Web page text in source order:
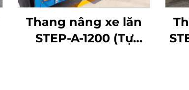
Thang nâng xe lăn
STEP-A-1200 (Tự